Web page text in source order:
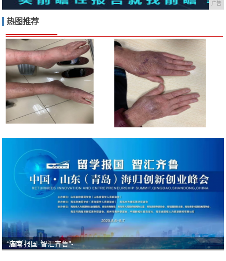
广告
热图推荐
济南
“留学报国·智汇齐鲁”-